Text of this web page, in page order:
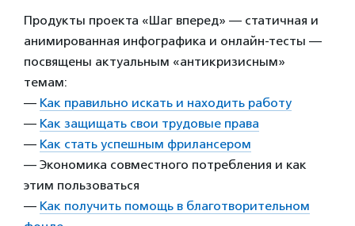
Продукты проекта «Шаг вперед» — статичная и
анимированная инфографика и онлайн-тесты —
посвящены актуальным «антикризисным»
темам:
— Как правильно искать и находить работу
— Как защищать свои трудовые права
— Как стать успешным фрилансером
— Экономика совместного потребления и как
этим пользоваться
— Как получить помощь в благотворительном